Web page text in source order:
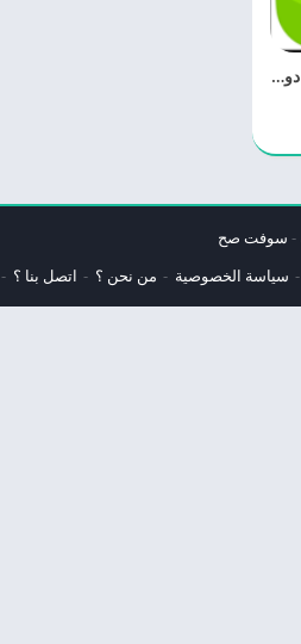
تحميل تطبيق Duolingo ‏دوولينجو 5.1 لتعلم اللغات مجانا اخر اصدار
سوفت صح
سياسة الخصوصية من نحن ؟ اتصل بنا ؟